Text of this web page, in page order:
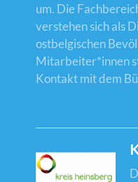
um. Die
verstehen sich als
ostbelgischen
Mitarbeiter*innen
Kontakt mit dem